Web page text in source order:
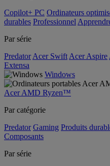
Copilot+ PC Ordinateurs
durables Professionnel
Par série
Predator Acer Swift Acer Aspire
Extensa
Windows
Acer AMD Ryzen™
Par catégorie
Predator Gaming Produits
Composants
Par série